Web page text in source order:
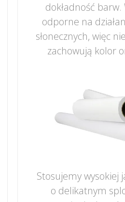
dokładność barw.
odporne na
słonecznych, więc
zachowują kolor
Stosujemy wysokiej
o delikatnym